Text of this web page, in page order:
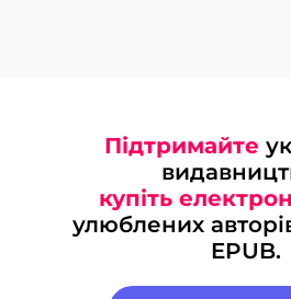
Підтримайте
купіть
улюблених
EPUB.